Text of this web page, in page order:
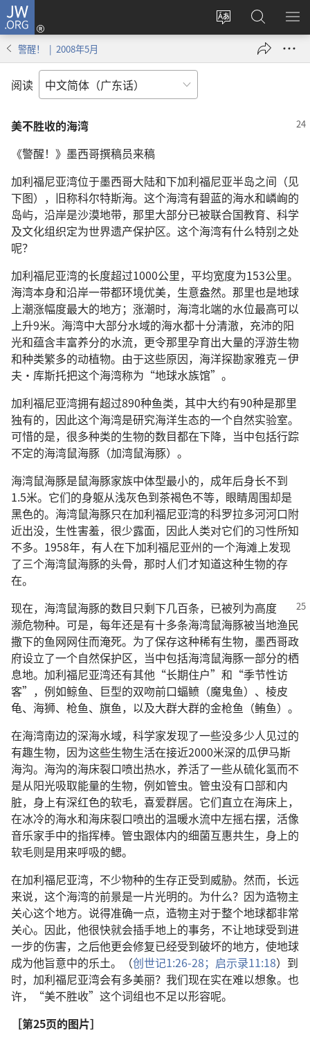
JW.ORG
更
登
录
（打
搜
索
JW.ORG
显
警醒！ | 2008年5月
阅读
美不胜收的海湾
《警醒！》墨西哥撰稿员来稿
加利福尼亚湾位于墨西哥大陆和下加利福尼亚半岛之间（见
下图），旧称科尔特斯海。这个海湾有碧蓝的海水和嶙峋的
岛屿，沿岸是沙漠地带，那里大部分已被联合国教育、科学
及文化组织定为世界遗产保护区。这个海湾有什么特别之处
呢？
加利福尼亚湾的长度超过1000公里，平均宽度为153公里。
海湾本身和沿岸一带都环境优美，生意盎然。那里也是地球
上潮涨幅度最大的地方；涨潮时，海湾北端的水位最高可以
上升9米。海湾中大部分水域的海水都十分清澈，充沛的阳
光和蕴含丰富养分的水流，更令那里孕育出大量的浮游生物
和种类繁多的动植物。由于这些原因，海洋探勘家雅克－伊
夫·库斯托把这个海湾称为“地球水族馆”。
加利福尼亚湾拥有超过890种鱼类，其中大约有90种是那里
独有的，因此这个海湾是研究海洋生态的一个自然实验室。
可惜的是，很多种类的生物的数目都在下降，当中包括行踪
不定的海湾鼠海豚（加湾鼠海豚）。
海湾鼠海豚是鼠海豚家族中体型最小的，成年后身长不到
1.5米。它们的身躯从浅灰色到茶褐色不等，眼睛周围却是
黑色的。海湾鼠海豚只在加利福尼亚湾的科罗拉多河河口附
近出没，生性害羞，很少露面，因此人类对它们的习性所知
不多。1958年，有人在下加利福尼亚州的一个海滩上发现
了三个海湾鼠海豚的头骨，那时人们才知道这种生物的存
在。
现在，海湾鼠海豚的数目只剩下几百条，已被列为高度
濒危物种。可是，每年还是有十多条海湾鼠海豚被当地渔民
撒下的鱼网网住而淹死。为了保存这种稀有生物，墨西哥政
府设立了一个自然保护区，当中包括海湾鼠海豚一部分的栖
息地。加利福尼亚湾还有其他“长期住户”和“季节性访
客”，例如鲸鱼、巨型的双吻前口蝠鲼（魔鬼鱼）、棱皮
龟、海狮、枪鱼、旗鱼，以及大群大群的金枪鱼（鲔鱼）。
在海湾南边的深海水域，科学家发现了一些没多少人见过的
有趣生物，因为这些生物生活在接近2000米深的瓜伊马斯
海沟。海沟的海床裂口喷出热水，养活了一些从硫化氢而不
是从阳光吸取能量的生物，例如管虫。管虫没有口部和内
脏，身上有深红色的软毛，喜爱群居。它们直立在海床上，
在冰冷的海水和海床裂口喷出的温暖水流中左摇右摆，活像
音乐家手中的指挥棒。管虫跟体内的细菌互惠共生，身上的
软毛则是用来呼吸的鳃。
在加利福尼亚湾，不少物种的生存正受到威胁。然而，长远
来说，这个海湾的前景是一片光明的。为什么？因为造物主
关心这个地方。说得准确一点，造物主对于整个地球都非常
关心。因此，他很快就会插手地上的事务，不让地球受到进
一步的伤害，之后他更会修复已经受到破坏的地方，使地球
成为他旨意中的乐土。（创世记1:26-28； 启示录11:18）到
时，加利福尼亚湾会有多美丽？我们现在实在难以想象。也
许，“美不胜收”这个词组也不足以形容呢。
［第25页的图片］